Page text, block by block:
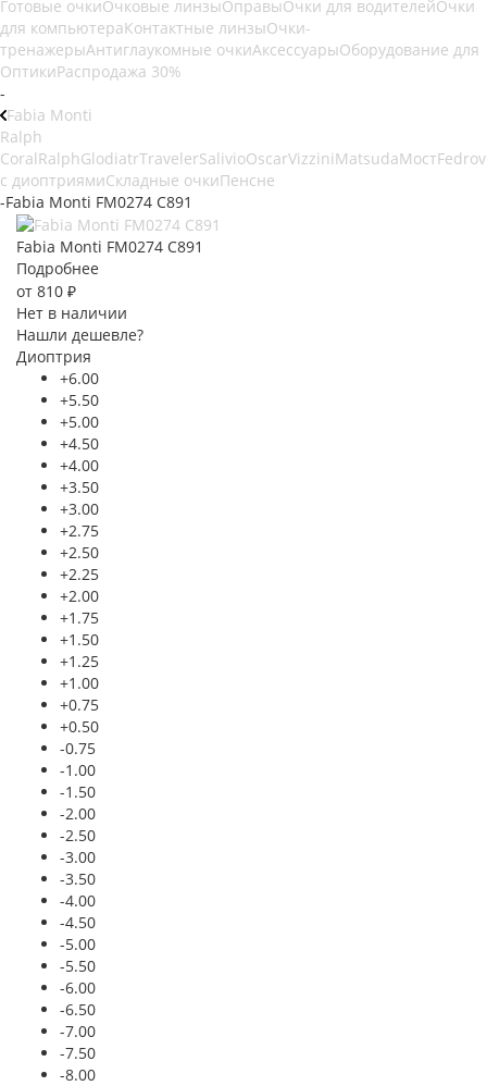
Готовые очкиОчковые линзыОправыОчки для водителейОчки
для компьютераКонтактные линзыОчки-
тренажерыАнтиглаукомные очкиАксессуарыОборудование для
ОптикиРаспродажа 30%
-
Fabia Monti
Ralph
CoralRalphGlodiatrTravelerSalivioOscarVizziniMatsudaМостFedrov
с диоптриямиСкладные очкиПенсне
-Fabia Monti FM0274 C891
Fabia Monti FM0274 C891
Подробнее
от 810 ₽
Нет в наличии
Нашли дешевле?
Диоптрия
+6.00
+5.50
+5.00
+4.50
+4.00
+3.50
+3.00
+2.75
+2.50
+2.25
+2.00
+1.75
+1.50
+1.25
+1.00
+0.75
+0.50
-0.75
-1.00
-1.50
-2.00
-2.50
-3.00
-3.50
-4.00
-4.50
-5.00
-5.50
-6.00
-6.50
-7.00
-7.50
-8.00